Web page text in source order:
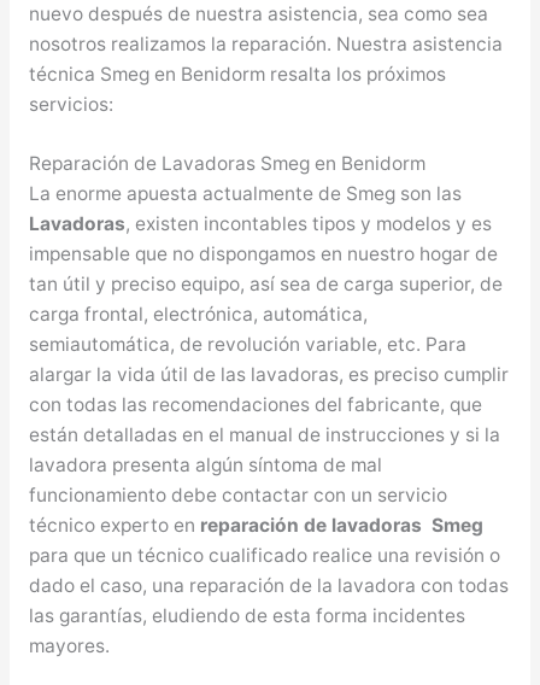
nuevo después de nuestra asistencia, sea como sea
nosotros realizamos la reparación. Nuestra asistencia
técnica Smeg en Benidorm resalta los próximos
servicios:
Reparación de Lavadoras Smeg en Benidorm
La enorme apuesta actualmente de Smeg son las
Lavadoras, existen incontables tipos y modelos y es
impensable que no dispongamos en nuestro hogar de
tan útil y preciso equipo, así sea de carga superior, de
carga frontal, electrónica, automática,
semiautomática, de revolución variable, etc. Para
alargar la vida útil de las lavadoras, es preciso cumplir
con todas las recomendaciones del fabricante, que
están detalladas en el manual de instrucciones y si la
lavadora presenta algún síntoma de mal
funcionamiento debe contactar con un servicio
técnico experto en reparación de lavadoras Smeg
para que un técnico cualificado realice una revisión o
dado el caso, una reparación de la lavadora con todas
las garantías, eludiendo de esta forma incidentes
mayores.